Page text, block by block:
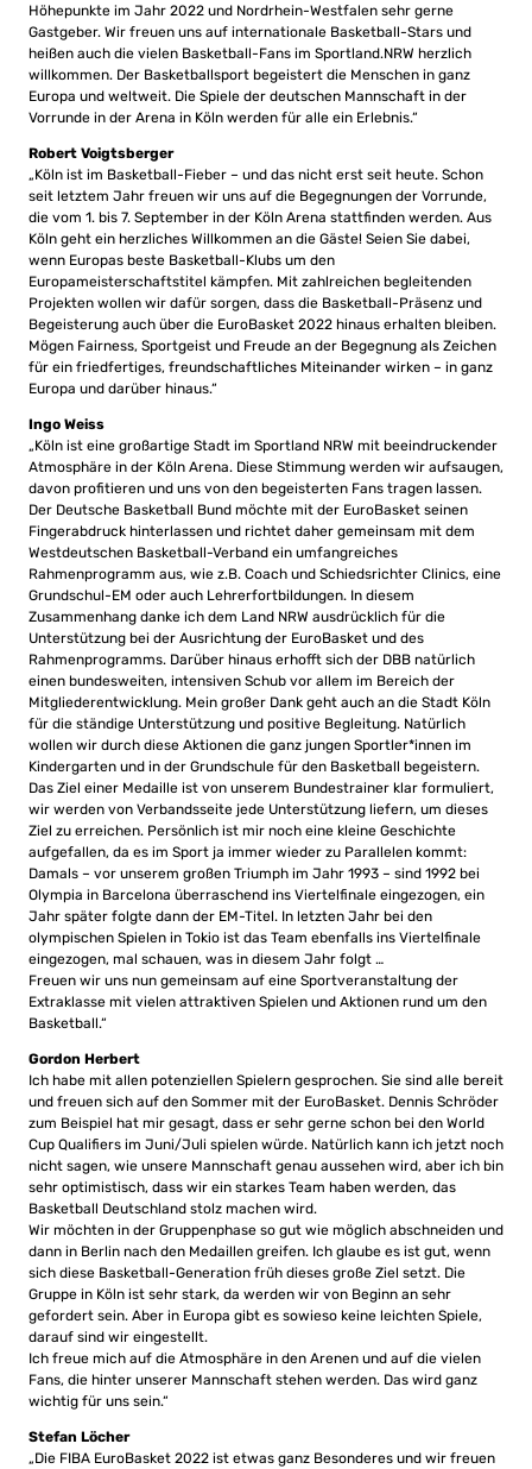
Höhepunkte im Jahr 2022 und Nordrhein-Westfalen sehr gerne
Gastgeber. Wir freuen uns auf internationale Basketball-Stars und
heißen auch die vielen Basketball-Fans im Sportland.NRW herzlich
willkommen. Der Basketballsport begeistert die Menschen in ganz
Europa und weltweit. Die Spiele der deutschen Mannschaft in der
Vorrunde in der Arena in Köln werden für alle ein Erlebnis.“
Robert Voigtsberger
„Köln ist im Basketball-Fieber – und das nicht erst seit heute. Schon
seit letztem Jahr freuen wir uns auf die Begegnungen der Vorrunde,
die vom 1. bis 7. September in der Köln Arena stattfinden werden. Aus
Köln geht ein herzliches Willkommen an die Gäste! Seien Sie dabei,
wenn Europas beste Basketball-Klubs um den
Europameisterschaftstitel kämpfen. Mit zahlreichen begleitenden
Projekten wollen wir dafür sorgen, dass die Basketball-Präsenz und
Begeisterung auch über die EuroBasket 2022 hinaus erhalten bleiben.
Mögen Fairness, Sportgeist und Freude an der Begegnung als Zeichen
für ein friedfertiges, freundschaftliches Miteinander wirken – in ganz
Europa und darüber hinaus.“
Ingo Weiss
„Köln ist eine großartige Stadt im Sportland NRW mit beeindruckender
Atmosphäre in der Köln Arena. Diese Stimmung werden wir aufsaugen,
davon profitieren und uns von den begeisterten Fans tragen lassen.
Der Deutsche Basketball Bund möchte mit der EuroBasket seinen
Fingerabdruck hinterlassen und richtet daher gemeinsam mit dem
Westdeutschen Basketball-Verband ein umfangreiches
Rahmenprogramm aus, wie z.B. Coach und Schiedsrichter Clinics, eine
Grundschul-EM oder auch Lehrerfortbildungen. In diesem
Zusammenhang danke ich dem Land NRW ausdrücklich für die
Unterstützung bei der Ausrichtung der EuroBasket und des
Rahmenprogramms. Darüber hinaus erhofft sich der DBB natürlich
einen bundesweiten, intensiven Schub vor allem im Bereich der
Mitgliederentwicklung. Mein großer Dank geht auch an die Stadt Köln
für die ständige Unterstützung und positive Begleitung. Natürlich
wollen wir durch diese Aktionen die ganz jungen Sportler*innen im
Kindergarten und in der Grundschule für den Basketball begeistern.
Das Ziel einer Medaille ist von unserem Bundestrainer klar formuliert,
wir werden von Verbandsseite jede Unterstützung liefern, um dieses
Ziel zu erreichen. Persönlich ist mir noch eine kleine Geschichte
aufgefallen, da es im Sport ja immer wieder zu Parallelen kommt:
Damals – vor unserem großen Triumph im Jahr 1993 – sind 1992 bei
Olympia in Barcelona überraschend ins Viertelfinale eingezogen, ein
Jahr später folgte dann der EM-Titel. In letzten Jahr bei den
olympischen Spielen in Tokio ist das Team ebenfalls ins Viertelfinale
eingezogen, mal schauen, was in diesem Jahr folgt …
Freuen wir uns nun gemeinsam auf eine Sportveranstaltung der
Extraklasse mit vielen attraktiven Spielen und Aktionen rund um den
Basketball.“
Gordon Herbert
Ich habe mit allen potenziellen Spielern gesprochen. Sie sind alle bereit
und freuen sich auf den Sommer mit der EuroBasket. Dennis Schröder
zum Beispiel hat mir gesagt, dass er sehr gerne schon bei den World
Cup Qualifiers im Juni/Juli spielen würde. Natürlich kann ich jetzt noch
nicht sagen, wie unsere Mannschaft genau aussehen wird, aber ich bin
sehr optimistisch, dass wir ein starkes Team haben werden, das
Basketball Deutschland stolz machen wird.
Wir möchten in der Gruppenphase so gut wie möglich abschneiden und
dann in Berlin nach den Medaillen greifen. Ich glaube es ist gut, wenn
sich diese Basketball-Generation früh dieses große Ziel setzt. Die
Gruppe in Köln ist sehr stark, da werden wir von Beginn an sehr
gefordert sein. Aber in Europa gibt es sowieso keine leichten Spiele,
darauf sind wir eingestellt.
Ich freue mich auf die Atmosphäre in den Arenen und auf die vielen
Fans, die hinter unserer Mannschaft stehen werden. Das wird ganz
wichtig für uns sein.“
Stefan Löcher
„Die FIBA EuroBasket 2022 ist etwas ganz Besonderes und wir freuen